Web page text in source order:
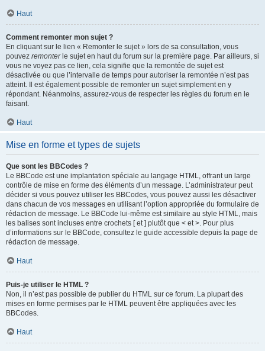
Haut
Comment remonter mon sujet ?
En cliquant sur le lien « Remonter le sujet » lors de sa consultation, vous
pouvez remonterle sujet en haut du forum sur la première page. Par ailleurs, si
vous ne voyez pas ce lien, cela signifie que la remontée de sujet est
désactivée ou que l’intervalle de temps pour autoriser la remontée n’est pas
atteint. Il est également possible de remonter un sujet simplement en y
répondant. Néanmoins, assurez-vous de respecter les règles du forum en le
faisant.
Haut
Mise en forme et types de sujets
Que sont les BBCodes ?
Le BBCode est une implantation spéciale au langage HTML, offrant un large
contrôle de mise en forme des éléments d’un message. L’administrateur peut
décider si vous pouvez utiliser les BBCodes, vous pouvez aussi les désactiver
dans chacun de vos messages en utilisant l’option appropriée du formulaire de
rédaction de message. Le BBCode lui-même est similaire au style HTML, mais
les balises sont incluses entre crochets [ et ] plutôt que < et >. Pour plus
d’informations sur le BBCode, consultez le guide accessible depuis la page de
rédaction de message.
Haut
Puis-je utiliser le HTML ?
Non, il n’est pas possible de publier du HTML sur ce forum. La plupart des
mises en forme permises par le HTML peuvent être appliquées avec les
BBCodes.
Haut